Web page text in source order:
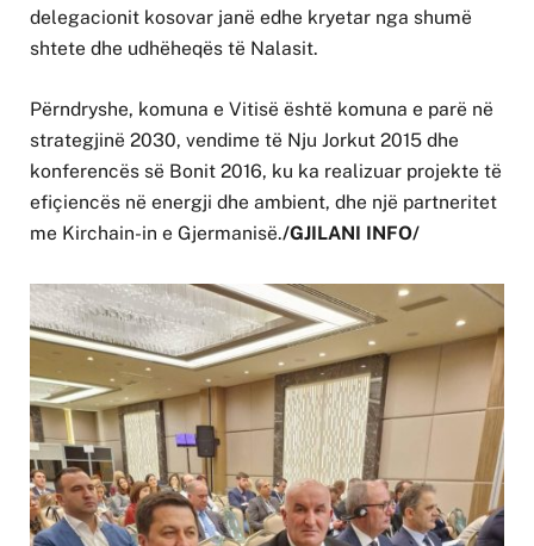
delegacionit kosovar janë edhe kryetar nga shumë
shtete dhe udhëheqës të Nalasit.
Përndryshe, komuna e Vitisë është komuna e parë në
strategjinë 2030, vendime të Nju Jorkut 2015 dhe
konferencës së Bonit 2016, ku ka realizuar projekte të
efiçiencës në energji dhe ambient, dhe një partneritet
me Kirchain-in e Gjermanisë./GJILANI INFO/